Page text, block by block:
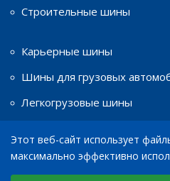
Строительные шины
Карьерные шины
Шины для грузовых
Легкогрузовые шины
Шины для мототехники
Этот веб-сайт использует
максимально эффективно
Выберите настройки cookie